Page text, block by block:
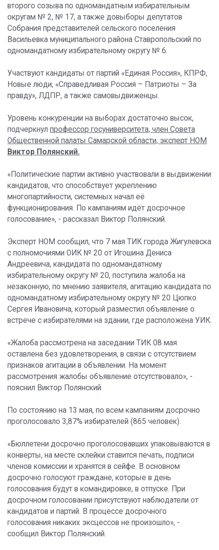
второго созыва по одномандатным избирательным
округам № 2, № 17, а также довыборы депутатов
Собрания представителей сельского поселения
Васильевка муниципального района Ставропольский по
одномандатному избирательному округу № 6.
Участвуют кандидаты от партий «Единая Россия», КПРФ,
Новые люди, «Справедливая Россия – Патриоты – За
правду», ЛДПР, а также самовыдвиженцы.
Уровень конкуренции на выборах достаточно высок,
подчеркнул профессор госуниверситета, член Совета
Общественной палаты Самарской области, эксперт НОМ
Виктор Полянский.
«Политические партии активно участвовали в выдвижении
кандидатов, что способствует укреплению
многопартийности, системных начал её
функционирования. По кампаниям идёт досрочное
голосование», - рассказал Виктор Полянский.
Эксперт НОМ сообщил, что 7 мая ТИК города Жигулевска
с полномочиями ОИК № 20 от Игошина Дениса
Андреевича, кандидата по одномандатному
избирательному округу № 20, поступила жалоба на
незаконную, по мнению заявителя, агитацию кандидата по
одномандатному избирательному округу № 20 Цюпко
Сергея Ивановича, который разместил объявление о
встрече с избирателями на здании, где расположена УИК.
«Жалоба рассмотрена на заседании ТИК 08 мая
оставлена без удовлетворения, в связи с отсутствием
признаков агитации в объявлении. На момент
рассмотрения жалобы объявление отсутствовало», -
пояснил Виктор Полянский.
По состоянию на 13 мая, по всем кампаниям досрочно
проголосовало 3,87% избирателей (865 человек).
«Бюллетени досрочно проголосовавших упаковываются в
конверты, на месте склейки ставится печать, подписи
членов комиссии и хранятся в сейфе. В основном
досрочно голосуют граждане, которые в день
голосования будут в командировке, в отпуске. При
досрочном голосовании присутствуют наблюдатели от
кандидатов и партий. В процессе досрочного
голосования никаких эксцессов не произошло», -
сообщил Виктор Полянский.